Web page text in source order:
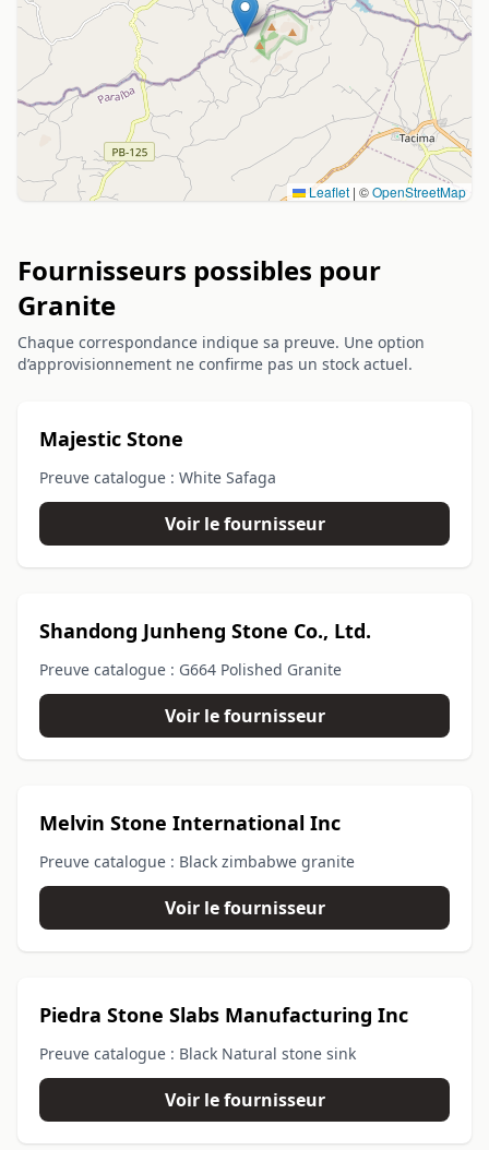
Leaflet | ©OpenStreetMap
Fournisseurs possibles pour
Granite
Chaque correspondance indique sa preuve. Une option
d’approvisionnement ne confirme pas un stock actuel.
Majestic Stone
Preuve catalogue : White Safaga
Voir le fournisseur
Shandong Junheng Stone Co., Ltd.
Preuve catalogue : G664 Polished Granite
Voir le fournisseur
Melvin Stone International Inc
Preuve catalogue : Black zimbabwe granite
Voir le fournisseur
Piedra Stone Slabs Manufacturing Inc
Preuve catalogue : Black Natural stone sink
Voir le fournisseur